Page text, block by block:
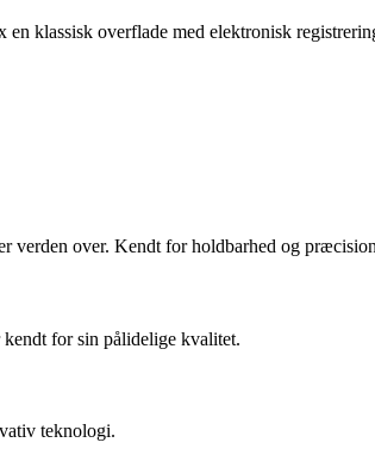
klassisk overflade med elektronisk
verden over. Kendt for holdbarhed og
for sin pålidelige kvalitet.
teknologi.